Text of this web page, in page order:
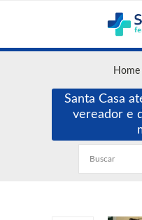
Home
Santa Casa
vereador e